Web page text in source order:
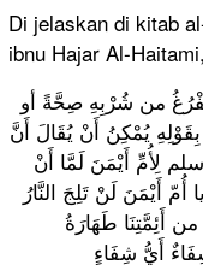
Di jelaskan di kitab
ibnu Hajar Al-
من شُرْبِهِ صِحَّةً أو
يُمْكِنُ أَنْ يُقَالَ أَنَّ
لِأُمِّ أَيْمَنَ لَمَّا أَنْ
أَيْمَنَ لَنْ تَلِجَ النَّارُ
أَئِمَّتِنَا طَهَارَةُ
أَيُّ شِفَاءٍ